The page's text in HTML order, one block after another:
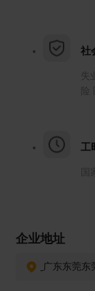
社
失
险
工
企业地址